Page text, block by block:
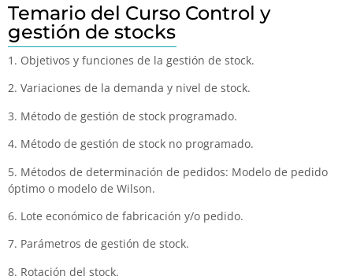
Temario del Curso Control y
gestión de stocks
1. Objetivos y funciones de la gestión de stock.
2. Variaciones de la demanda y nivel de stock.
3. Método de gestión de stock programado.
4. Método de gestión de stock no programado.
5. Métodos de determinación de pedidos: Modelo de pedido
óptimo o modelo de Wilson.
6. Lote económico de fabricación y/o pedido.
7. Parámetros de gestión de stock.
8. Rotación del stock.